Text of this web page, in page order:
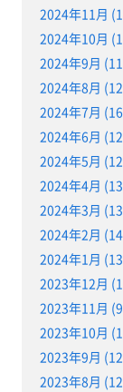
2024年11月
2024年10月
2024年9月
2024年8月
2024年7月
2024年6月
2024年5月
2024年4月
2024年3月
2024年2月
2024年1月
2023年12月
2023年11月
2023年10月
2023年9月
2023年8月